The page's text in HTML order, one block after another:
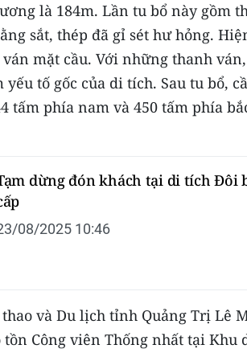
là 184m. Lần tu bổ này gồm
sắt, thép đã gỉ sét hư hỏng.
mặt cầu. Với những thanh
tố gốc của di tích. Sau tu bổ,
tấm phía nam và 450 tấm phía
dừng đón khách tại di tích Đôi
08/2025 10:46
thao và Du lịch tỉnh Quảng Trị Lê
Công viên Thống nhất tại